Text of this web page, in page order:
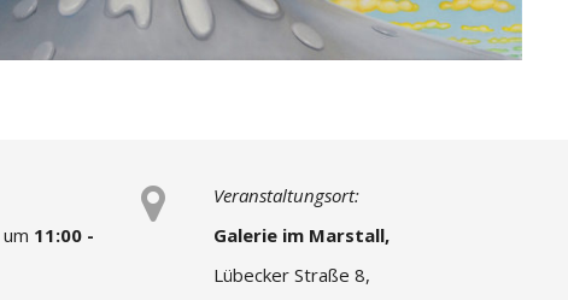
um 11:00 -
Veranstaltungsort:
Galerie im Marstall,
Lübecker Straße 8,